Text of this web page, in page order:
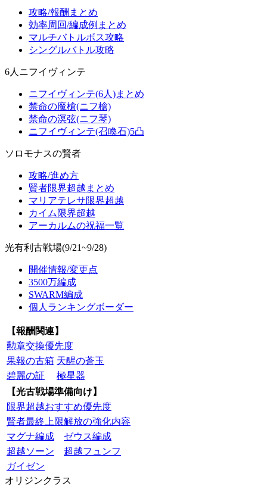
攻略/報酬まとめ
効率周回/編成例まとめ
マルチバトルボス攻略
シングルバトル攻略
6人ニフイヴィンテ
ニフイヴィンテ(6人)まとめ
禁命の魔槍(ニフ槍)
禁命の溟弦(ニフ琴)
ニフイヴィンテ(召喚石)5凸
ソロモナスの賢者
攻略/進め方
賢者限界超越まとめ
マリアテレサ限界超越
カイム限界超越
アーカルムの祝福一覧
光有利古戦場(9/21~9/28)
開催情報/変更点
3500万編成
SWARM編成
個人ランキングボーダー
【報酬関連】
勲章交換優先度
果報の古箱 天醒の蒼玉
碧麗の証
極星器
【光古戦場準備向け】
限界超越おすすめ優先度
賢者最終上限解放の強化内容
マグナ編成
ゼウス編成
超越ソーン
超越フュンフ
ガイゼン
オリジンクラス